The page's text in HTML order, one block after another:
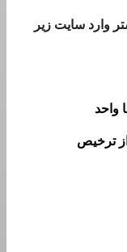
وارد سایت زیر
واحد
ترخیص